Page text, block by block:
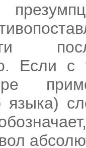
Если с
языка)